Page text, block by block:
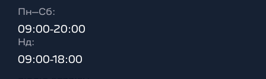
Пн–Сб:
09:00-20:00
Нд:
09:00-18:00